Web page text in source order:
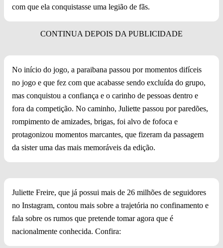
com que ela conquistasse uma legião de fãs.
No início do jogo, a paraibana passou por momentos difíceis
no jogo e que fez com que acabasse sendo excluída do grupo,
mas conquistou a confiança e o carinho de pessoas dentro e
fora da competição. No caminho, Juliette passou por paredões,
rompimento de amizades, brigas, foi alvo de fofoca e
protagonizou momentos marcantes, que fizeram da passagem
da sister uma das mais memoráveis da edição.
Juliette Freire, que já possui mais de 26 milhões de seguidores
no Instagram, contou mais sobre a trajetória no confinamento e
fala sobre os rumos que pretende tomar agora que é
nacionalmente conhecida. Confira: